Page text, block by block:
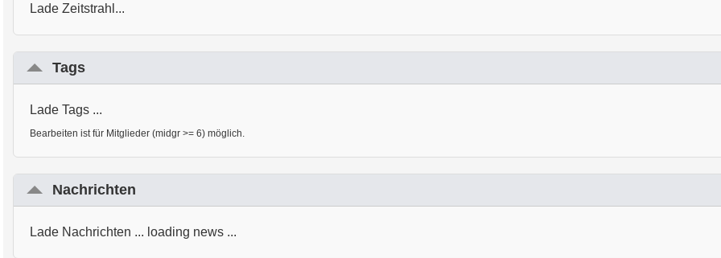
Lade Zeitstrahl...
Tags
Lade Tags ...
Bearbeiten ist für Mitglieder (midgr >= 6) möglich.
Nachrichten
Lade Nachrichten ... loading news ...